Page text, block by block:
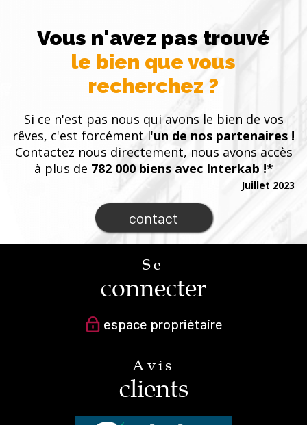
Vous n'avez pas trouvé
le bien que vous
recherchez ?
Si ce n'est pas nous qui avons le bien de vos
rêves, c'est forcément l'un de nos partenaires !
Contactez nous directement, nous avons accès
à plus de 782 000 biens avec Interkab !*
contact
Juillet 2023
Se
connecter
espace propriétaire
Avis
clients